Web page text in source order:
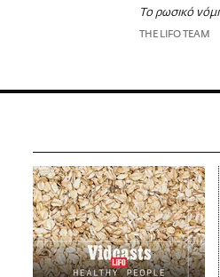
Το ρωσικό
THE LIFO TEAM